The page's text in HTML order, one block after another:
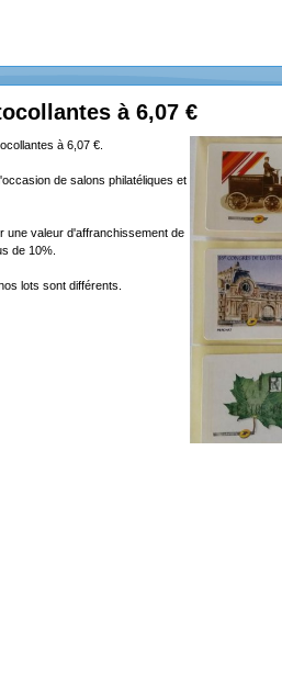
à 6,07 €
à 6,07 €.
de salons philatéliques et
une valeur d'affranchissement de
de 10%.
lots sont différents.